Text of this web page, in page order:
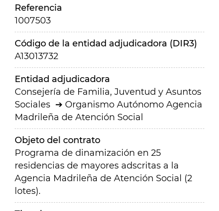
Referencia
1007503
Código de la entidad adjudicadora (DIR3)
A13013732
Entidad adjudicadora
Consejería de Familia, Juventud y Asuntos
Sociales
Organismo Autónomo Agencia
Madrileña de Atención Social
Objeto del contrato
Programa de dinamización en 25
residencias de mayores adscritas a la
Agencia Madrileña de Atención Social (2
lotes).